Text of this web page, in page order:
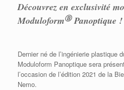
Découvrez en exclusivité
ModuloformⒷPanoptique !
Dernier né de l’ingénierie plastique
Moduloform Panoptique sera
l’occasion de l’édition 2021 de la
Nemo.